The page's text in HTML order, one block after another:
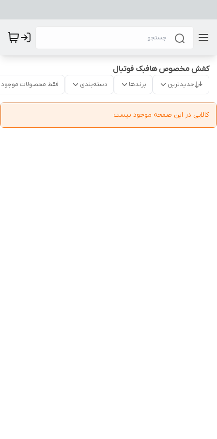
کفش مخصوص هافبک فوتبال
جدیدترین برندها دسته‌بندی فقط محصولات موجود
کالایی در این صفحه موجود نیست